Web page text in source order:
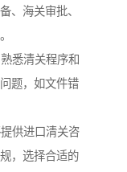
、海关审批、
悉清关程序和
题，如文件错
供进口清关咨
，选择合适的